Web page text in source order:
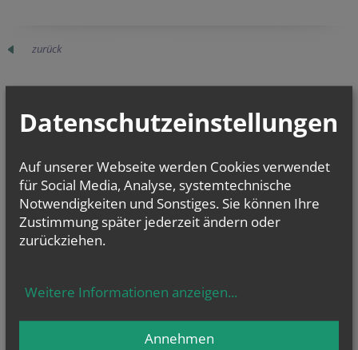
zurück
Datenschutzeinstellungen
Auf unserer Webseite werden Cookies verwendet
für Social Media, Analyse, systemtechnische
Notwendigkeiten und Sonstiges. Sie können Ihre
Zustimmung später jederzeit ändern oder
zurückziehen.
Weitere Informationen anzeigen...
Annehmen